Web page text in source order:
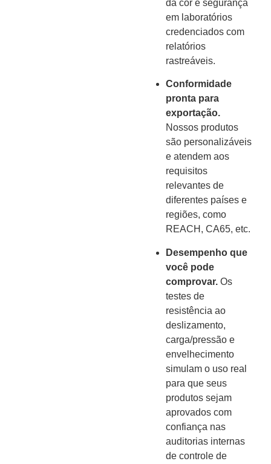
da cor e segurança
em laboratórios
credenciados com
relatórios
rastreáveis.
Conformidade
pronta para
exportação.
Nossos produtos
são personalizáveis
e atendem aos
requisitos
relevantes de
diferentes países e
regiões, como
REACH, CA65, etc.
Desempenho que
você pode
comprovar. Os
testes de
resistência ao
deslizamento,
carga/pressão e
envelhecimento
simulam o uso real
para que seus
produtos sejam
aprovados com
confiança nas
auditorias internas
de controle de